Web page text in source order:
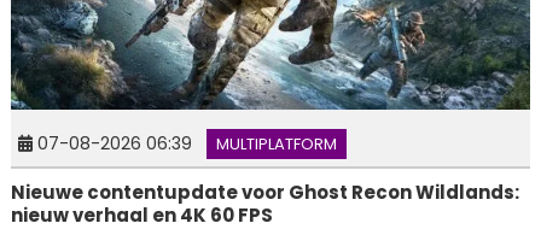
07-08-2026 06:39 MULTIPLATFORM
Nieuwe contentupdate voor Ghost Recon Wildlands:
nieuw verhaal en 4K 60 FPS